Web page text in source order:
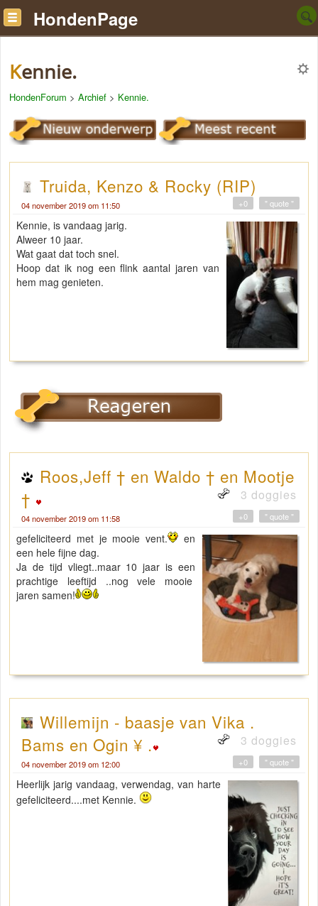
HondenPage
Kennie.
HondenForum > Archief > Kennie.
Truida, Kenzo & Rocky (RIP)
04 november 2019 om 11:50 " quote "
+0
Kennie, is vandaag jarig.
Alweer 10 jaar.
Wat gaat dat toch snel.
Hoop dat ik nog een flink aantal jaren van
hem mag genieten.
Roos,Jeff † en Waldo † en Mootje
†
3 doggies
04 november 2019 om 11:58 " quote "
+0
gefeliciteerd met je mooie vent.
en
een hele fijne dag.
Ja de tijd vliegt..maar 10 jaar is een
prachtige leeftijd ..nog vele mooie
jaren samen!
Willemijn - baasje van Vika .
Bams en Ogin ¥ .
3 doggies
04 november 2019 om 12:00 " quote "
+0
Heerlijk jarig vandaag, verwendag, van harte
gefeliciteerd....met Kennie.